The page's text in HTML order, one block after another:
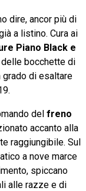
dire, ancor più di
a listino. Cura ai
Piano Black e
delle bocchette di
di esaltare
del freno
accanto alla
raggiungibile. Sul
a nove marce
spiccano
alle razze e di